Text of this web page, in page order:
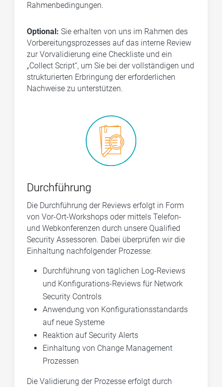
Rahmenbedingungen.
Optional:Sie erhalten von uns im Rahmen des
Vorbereitungsprozesses auf das interne Review
zur Vorvalidierung eine Checkliste und ein
„Collect Script“, um Sie bei der vollständigen und
strukturierten Erbringung der erforderlichen
Nachweise zu unterstützen.
Durchführung
Die Durchführung der Reviews erfolgt in Form
von Vor-Ort-Workshops oder mittels Telefon-
und Webkonferenzen durch unsere Qualified
Security Assessoren. Dabei überprüfen wir die
Einhaltung nachfolgender Prozesse:
Durchführung von täglichen Log-Reviews
und Konfigurations-Reviews für Network
Security Controls
Anwendung von Konfigurationsstandards
auf neue Systeme
Reaktion auf Security Alerts
Einhaltung von Change Management
Prozessen
Die Validierung der Prozesse erfolgt durch